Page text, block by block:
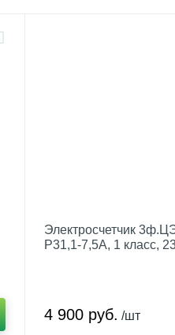
Электросчетчик
Р31,1-7,5А, 1 класс,
4 900 руб. /шт